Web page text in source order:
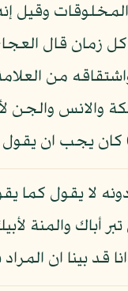
من
والانس والجن
لا يقول كما
أباك والمنة
قد بينا ان